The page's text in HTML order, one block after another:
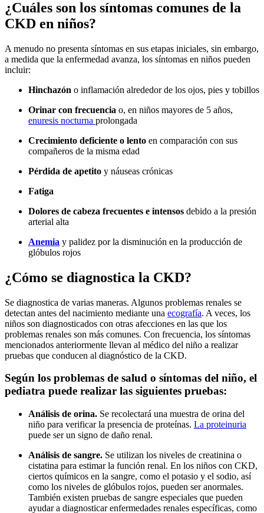
¿Cuáles son los síntomas comunes de la
CKD en niños?
A menudo no presenta síntomas en sus etapas iniciales, sin embargo,
a medida que la enfermedad avanza, los síntomas en niños pueden
incluir:
Hinchazón o inflamación alrededor de los ojos, pies y tobillos
Orinar con frecuencia o, en niños mayores de 5 años,
enuresis nocturna prolongada
Crecimiento deficiente o lento en comparación con sus
compañeros de la misma edad
Pérdida de apetito y náuseas crónicas
Fatiga
Dolores de cabeza frecuentes e intensos debido a la presión
arterial alta
Anemia y palidez por la disminución en la producción de
glóbulos rojos
¿Cómo se diagnostica la CKD?
Se diagnostica de varias maneras. Algunos problemas renales se
detectan antes del nacimiento mediante una ecografía. A veces, los
niños son diagnosticados con otras afecciones en las que los
problemas renales son más comunes. Con frecuencia, los síntomas
mencionados anteriormente llevan al médico del niño a realizar
pruebas que conducen al diagnóstico de la CKD.
Según los problemas de salud o síntomas del niño, el
pediatra puede realizar las siguientes pruebas:
Análisis de orina. Se recolectará una muestra de orina del
niño para verificar la presencia de proteínas. La proteinuria
puede ser un signo de daño renal.
Análisis de sangre. Se utilizan los niveles de creatinina o
cistatina para estimar la función renal. En los niños con CKD,
ciertos químicos en la sangre, como el potasio y el sodio, así
como los niveles de glóbulos rojos, pueden ser anormales.
También existen pruebas de sangre especiales que pueden
ayudar a diagnosticar enfermedades renales específicas, como